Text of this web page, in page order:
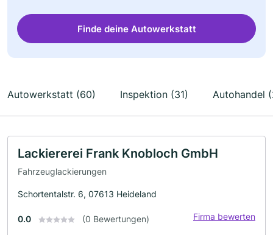
Finde deine Autowerkstatt
Autowerkstatt (60) Inspektion (31) Autohandel
Lackiererei Frank Knobloch GmbH
Fahrzeuglackierungen
Schortentalstr. 6, 07613 Heideland
0.0 (0 Bewertungen) Firma bewerten